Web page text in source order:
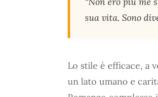
sua vita. Sono
Lo stile è efficace, a
un lato umano e